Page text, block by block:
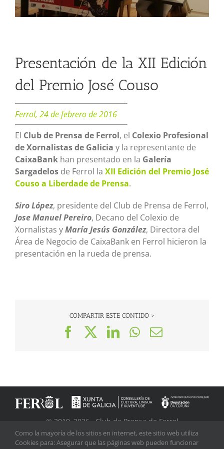
Presentación de la XII Edición
del Premio José Couso
Ferrol, 24 de febrero de 2016
El Club de Prensa de Ferrol, el Colexio Profesional
de Xornalistas de Galicia y la representante de
CaixaBank han presentado en la Galería
Sargadelos de Ferrol la XII Edición del Premio José
Couso a Liberdade de Prensa.
Siro López, presidente del Club de Prensa de Ferrol,
Jose Manuel Pereiro, Decano del Colexio de
Xornalistas yMaría Jesús González, Directora del
Área de Negocio de CaixaBank en Ferrol hicieron la
presentación en la rueda de prensa.
COMPARTIR ESTE CONTIDO >
FacebookLinkedIn
WhatsApp
Correo
© 2019– 2026 · Club de Prensa de Ferrol
Rúa Méndez Núñez, 11 · 15401 Ferrol · A Coruña · Apdo.
de Correos 283 · 15480 Ferrol · A Coruña (Galicia)
Como la mayoría de los sitios en internet, este sitio web utiliza
Cookies para: Asegurar que las páginas web pueden funcionar